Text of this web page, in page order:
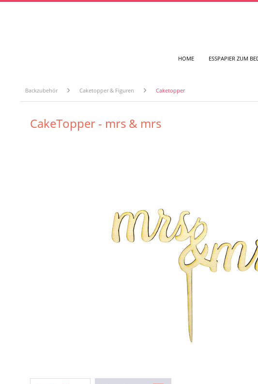
HOME ESSPAPIER ZUM
Backzubehör Caketopper & Figuren Caketopper
CakeTopper - mrs & mrs